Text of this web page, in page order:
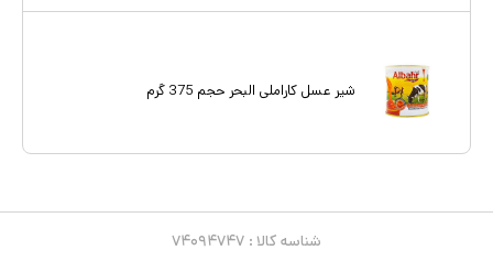
شیر عسل کاراملی البحر حجم 375 گرم
شناسه کالا : ۷۴۰۹۴۷۴۷